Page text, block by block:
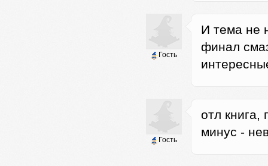
Гость
И тема не
финал
Гость
отл книга,
минус -